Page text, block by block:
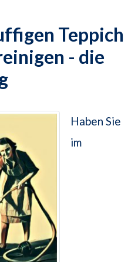
Teppich
- die
Haben Sie
im